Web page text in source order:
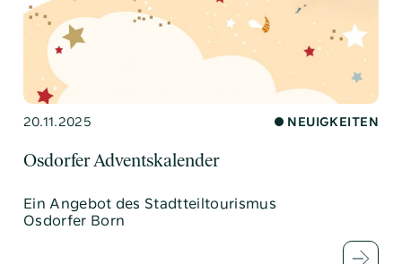
20.11.2025 NEUIGKEITEN
Osdorfer Adventskalender
Ein Angebot des Stadtteiltourismus
Osdorfer Born